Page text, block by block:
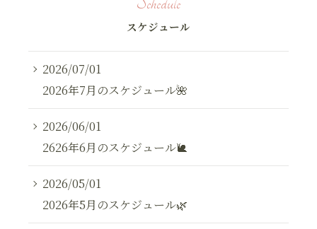
スケジュール
2026/07/01
2026年7月のスケジュール🌺
2026/06/01
2626年6月のスケジュール🐌
2026/05/01
2026年5月のスケジュール🌿